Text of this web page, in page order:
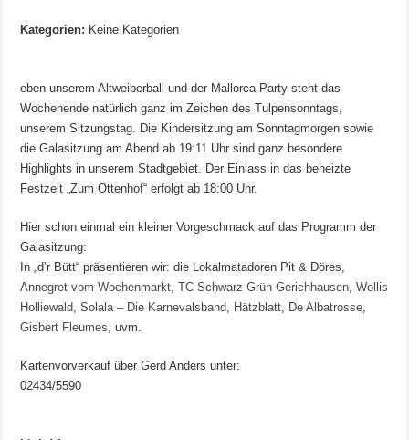
Kategorien: Keine Kategorien
eben unserem Altweiberball und der Mallorca-Party steht das
Wochenende natürlich ganz im Zeichen des Tulpensonntags,
unserem Sitzungstag. Die Kindersitzung am Sonntagmorgen sowie
die Galasitzung am Abend ab 19:11 Uhr sind ganz besondere
Highlights in unserem Stadtgebiet. Der Einlass in das beheizte
Festzelt „Zum Ottenhof“ erfolgt ab 18:00 Uhr.
Hier schon einmal ein kleiner Vorgeschmack auf das Programm der
Galasitzung:
In „d’r Bütt“ präsentieren wir: die Lokalmatadoren Pit & Döres,
Annegret vom Wochenmarkt ,TC Schwarz-Grün Gerichhausen ,Wollis
Holliewald ,Solala – Die Karnevalsband Hätzblatt De Albatrosse
Gisbert Fleumes , uvm.
Kartenvorverkauf über Gerd Anders unter:
02434/5590